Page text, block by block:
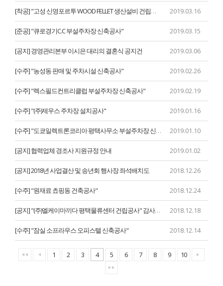
[착공] "고성 신영포르투 WOOD FELLET 생산설비 건립공사" 2019.03.16
[준공] "큐로경기C.C 부설주차장 신축공사" 2019.03.15
[공지] 경영관리본부 이시은 대리의 결혼식 공지건 2019.03.06
[수주] "농성동 판매 및 주차시설 신축공사" 2019.02.26
[수주] "렉스필드컨트리클럽 부설주차장 신축공사" 2019.02.19
[수주] "(주)제우스 주차장 설치공사" 2019.01.16
[수주] "도쿄일렉트론코리아 평택사무소 부설주차장 신축공사" 2019.01.10
[공지] 협력업체 경조사 지원규정 안내 2019.01.02
[공지] 2018년 사업결산 및 송년회 행사장 좌석배치도 2018.12.26
[수주] "원재료 쵸핑동 건축공사" 2018.12.24
[공지] "(주)엘케이마끼다 평택물류센터 건립공사" 감사패 수상 2018.12.18
[수주] "잠실 소프라우스 오피스텔 신축공사" 2018.12.14
1 2 3 4 5 6 7 8 9 10